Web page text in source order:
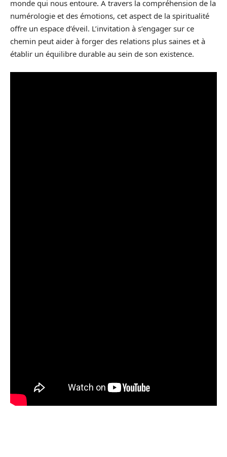
monde qui nous entoure. À travers la compréhension de la
numérologie et des émotions, cet aspect de la spiritualité
offre un espace d’éveil. L’invitation à s’engager sur ce
chemin peut aider à forger des relations plus saines et à
établir un équilibre durable au sein de son existence.